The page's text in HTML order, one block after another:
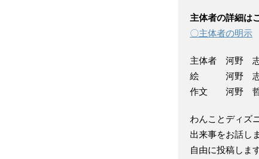
主体者の詳細は
〇主体者の明示
主体者 河野
絵 河野 志
作文 河野
わんことディズ
出来事をお話し
自由に投稿しま